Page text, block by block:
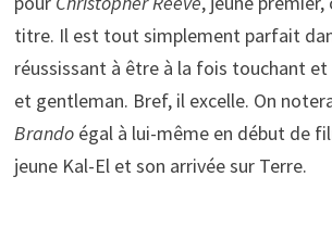
titre. Il est tout simplement parfait
réussissant à être à la fois touchant
et gentleman. Bref, il excelle. On
Brandoégal à lui-même en début de
jeune Kal-El et son arrivée sur Terre.